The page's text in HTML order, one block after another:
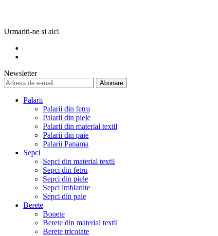
Urmariti-ne si aici
Newsletter
Abonare
Palarii
Palarii din fetru
Palarii din piele
Palarii din material textil
Palarii din paie
Palarii Panama
Sepci
Sepci din material textil
Sepci din fetru
Sepci din piele
Sepci imblanite
Sepci din paie
Berete
Bonete
Berete din material textil
Berete tricotate